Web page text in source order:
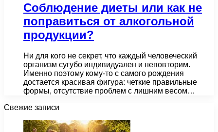
Соблюдение диеты или как не
поправиться от алкогольной
продукции?
Ни для кого не секрет, что каждый человеческий
организм сугубо индивидуален и неповторим.
Именно поэтому кому-то с самого рождения
достается красивая фигура: четкие правильные
формы, отсутствие проблем с лишним весом…
Свежие записи